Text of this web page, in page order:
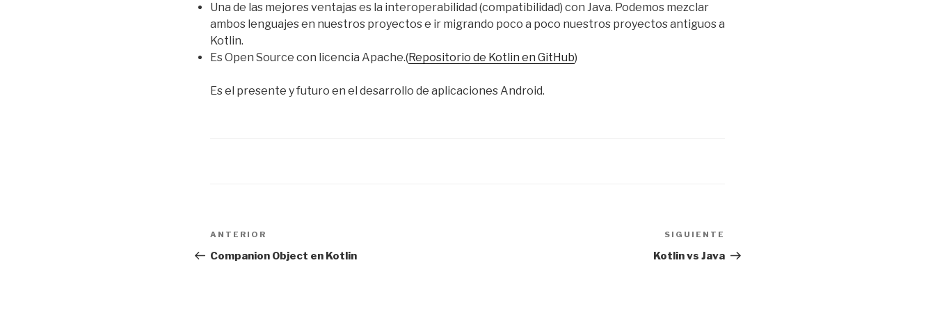
Una de las mejores ventajas es la interoperabilidad (compatibilidad) con Java. Podemos mezclar
ambos lenguajes en nuestros proyectos e ir migrando poco a poco nuestros proyectos antiguos a
Kotlin.
Es Open Source con licencia Apache.(Repositorio de Kotlin en GitHub)
Es el presente y futuro en el desarrollo de aplicaciones Android.
Navegación
de
Entrada
anterior:
ANTERIOR
Companion Object en Kotlin
entrada
SIGUIENTE
Kotlin vs Java